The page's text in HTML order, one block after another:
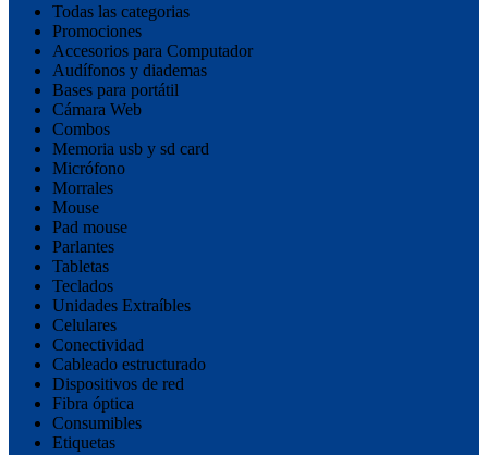
Todas las categorias
Promociones
Accesorios para Computador
Audífonos y diademas
Bases para portátil
Cámara Web
Combos
Memoria usb y sd card
Micrófono
Morrales
Mouse
Pad mouse
Parlantes
Tabletas
Teclados
Unidades Extraíbles
Celulares
Conectividad
Cableado estructurado
Dispositivos de red
Fibra óptica
Consumibles
Etiquetas